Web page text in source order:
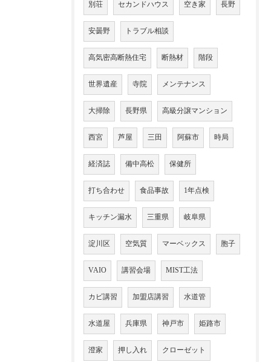
別荘 セカンドハウス 空き家 長野
安曇野 トラブル相談
高気密高断熱住宅 断熱材 階段
世界遺産 寺院 メンテナンス
大掃除 長野県 高級分譲マンション
西宮 芦屋 三田 阿蘇市 時局
経済誌 備中高松 保健所
打ち合わせ 食品事故 1年点検
キッチン漏水 三重県 岐阜県
淀川区 空気質 マーベックス 胞子
VAIO 講習会場 MIST工法
カビ講習 加盟店講習 水道管
水道屋 兵庫県 神戸市 姫路市
澄家 押し入れ クローゼット